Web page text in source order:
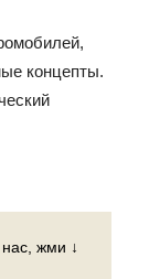
концепты.
жми ↓